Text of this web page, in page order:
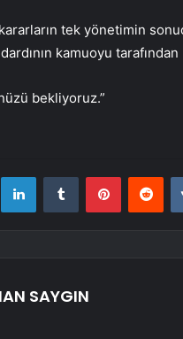
tek yönetimin
kamuoyu
bekliyoruz.”
LinkedInTumblr Pinterest
SAYGIN